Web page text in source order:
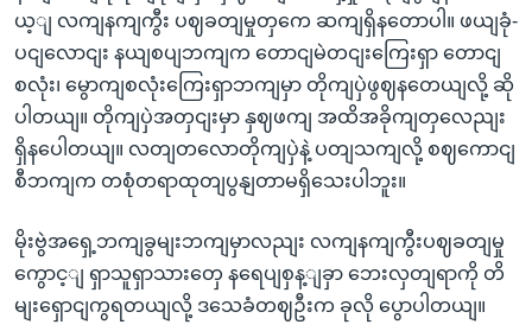
ယ့ျ လကျနကျကွီး ပဈခတျမှုတှကေ ဆကျရှိနတောပါ။ ဖယျခုံ-
ပငျလောငျး နယျစပျဘကျက တောငျမဲတငျးကြေးရှာ တောငျ
စလုံး၊ မွောကျစလုံးကြေးရှာဘကျမှာ တိုကျပှဲဖွဈနတေယျလို့ ဆို
ပါတယျ။ တိုကျပှဲအတှငျးမှာ နှဈဖကျ အထိအခိုကျတှလေညျး
ရှိနပေါတယျ။ လတျတလောတိုကျပှဲနဲ့ ပတျသကျလို့ စဈကောငျ
စီဘကျက တစုံတရာထုတျပွနျတာမရှိသေးပါဘူး။
မိုးဗွဲအရှေ့ဘကျခွမျးဘကျမှာလညျး လကျနကျကွီးပဈခတျမှု
ကွောင့ျ ရှာသူရှာသားတှေ နရေပျစှန့ျခှာ ဘေးလှတျရာကို တိ
မျးရှောငျကွရတယျလို့ ဒသေခံတဈဦးက ခုလို ပွောပါတယျ။